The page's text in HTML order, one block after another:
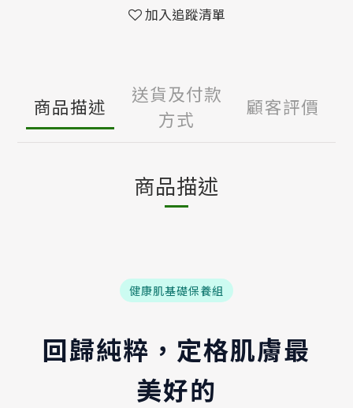
加入追蹤清單
商品描述
送貨及付款
方式
顧客評價
商品描述
健康肌基礎保養組
回歸純粹，定格肌膚最
美好的